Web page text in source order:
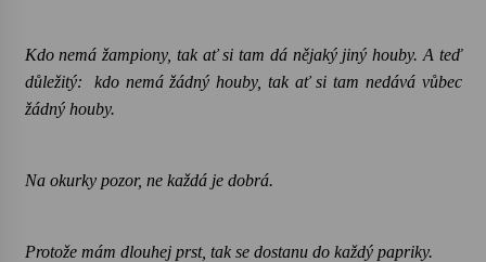
Kdo nemá žampiony, tak ať si tam dá nějaký jiný houby. A teď
důležitý:
kdo nemá žádný houby, tak ať si tam nedává vůbec
žádný houby.
Na okurky pozor, ne každá je dobrá.
Protože mám dlouhej prst, tak se dostanu do každý papriky.